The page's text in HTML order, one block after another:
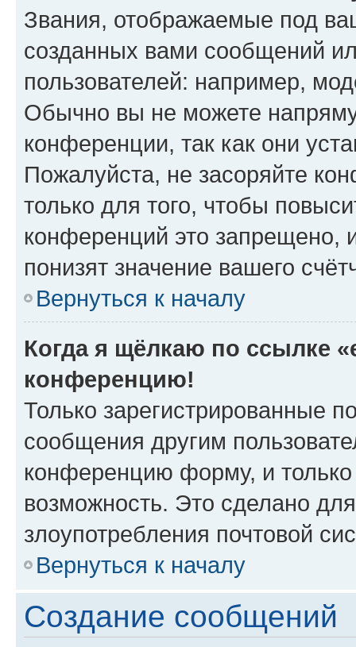
Звания, отображаемые под
созданных вами сообщений
пользователей: например,
Обычно вы не можете
конференции, так как они
Пожалуйста, не засоряйте
только для того, чтобы
конференций это запрещено,
понизят значение вашего
Вернуться к началу
Когда я щёлкаю по ссылке
конференцию!
Только зарегистрированные
сообщения другим
конференцию форму, и
возможность. Это сделано
злоупотребления почтовой
Вернуться к началу
Создание сообщений